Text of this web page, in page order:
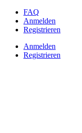
FAQ
Anmelden
Registrieren
Anmelden
Registrieren